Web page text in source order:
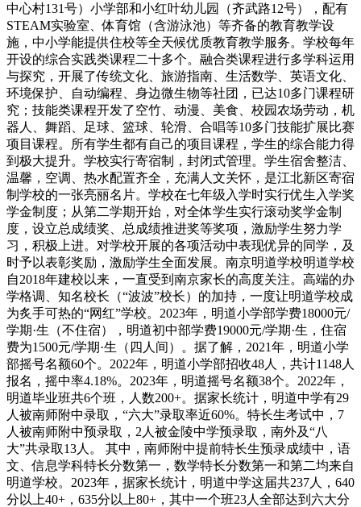
中心村131号）小学部和小红叶幼儿园（齐武路12号），配有
STEAM实验室、体育馆（含游泳池）等齐备的教育教学设
施，中小学能提供住校等全天候优质教育教学服务。学校每年
开设的综合实践类课程二十多个。融合类课程进行多学科运用
与探究，开展了传统文化、旅游指南、生活数学、英语文化、
环境保护、自动编程、身边微生物等社团，已达10多门课程研
究；技能类课程开发了空竹、动漫、美食、校园农场劳动，机
器人、舞蹈、足球、篮球、轮滑、合唱等10多门技能扩展比赛
项目课程。所有学生都有自己的项目课程，学生的综合能力得
到极大提升。学校实行寄宿制，封闭式管理。学生宿舍整洁、
温馨，空调、热水配置齐全，充满人文关怀，是江北新区寄宿
制学校的一张亮丽名片。学校在七年级入学时实行优生入学奖
学金制度；从第二学期开始，对全体学生实行滚动奖学金制
度，设立总成绩奖、总成绩推进奖等奖项，激励学生努力学
习，积极上进。对学校开展的各项活动中表现优异的同学，及
时予以表彰奖励，激励学生全面发展。南京明道学校明道学校
自2018年建校以来，一直受到南京家长的高度关注。高端的办
学格调、知名校长（“波波”校长）的加持，一度让明道学校成
为炙手可热的“网红”学校。2023年，明道小学部学费18000元/
学期·生（不住宿），明道初中部学费19000元/学期·生，住宿
费为1500元/学期·生（四人间）。据了解，2021年，明道小学
部摇号名额60个。2022年，明道小学部招收48人，共计1148人
报名，摇中率4.18%。2023年，明道摇号名额38个。2022年，
明道毕业班共6个班，人数200+。据家长统计，明道中学有29
人被南师附中录取，“六大”录取率近60%。特长生考试中，7
人被南师附中预录取，2人被金陵中学预录取，南外及“八
大”共录取13人。‍‍‍‍‍‍ 其中，南师附中提前特长生预录成绩中，语
文、信息学科特长分数第一，数学特长分数第一和第二均来自
明道学校。2023年，据家长统计，明道中学这届共237人，640
分以上40+，635分以上80+，其中一个班23人全部达到六大分